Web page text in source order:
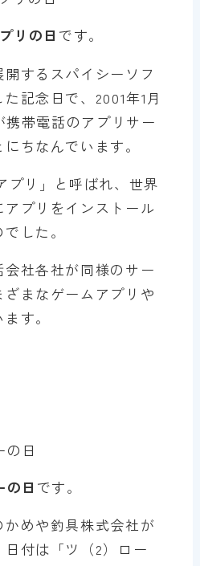
リの日 です。
するスパイシーソフ
記念日で、2001年1月
帯電話のアプリサー
ちなんでいます。
プリ」と呼ばれ、世界
プリをインストール
した。
社各社が同様のサー
ざまなゲームアプリや
す。
日 です。
めや釣具株式会社が
付は「ツ（2）ロー